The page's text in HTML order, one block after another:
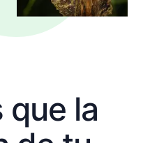
que la